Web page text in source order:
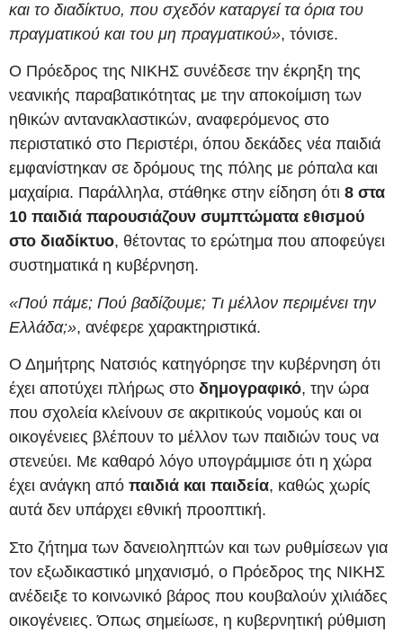
και το διαδίκτυο, που σχεδόν καταργεί τα όρια του
πραγματικού και του μη πραγματικού», τόνισε.
Ο Πρόεδρος της ΝΙΚΗΣ συνέδεσε την έκρηξη της
νεανικής παραβατικότητας με την αποκοίμιση των
ηθικών αντανακλαστικών, αναφερόμενος στο
περιστατικό στο Περιστέρι, όπου δεκάδες νέα παιδιά
εμφανίστηκαν σε δρόμους της πόλης με ρόπαλα και
μαχαίρια. Παράλληλα, στάθηκε στην είδηση ότι 8 στα
10 παιδιά παρουσιάζουν συμπτώματα εθισμού
στο διαδίκτυο, θέτοντας το ερώτημα που αποφεύγει
συστηματικά η κυβέρνηση.
«Πού πάμε; Πού βαδίζουμε; Τι μέλλον περιμένει την
Ελλάδα;», ανέφερε χαρακτηριστικά.
Ο Δημήτρης Νατσιός κατηγόρησε την κυβέρνηση ότι
έχει αποτύχει πλήρως στο δημογραφικό, την ώρα
που σχολεία κλείνουν σε ακριτικούς νομούς και οι
οικογένειες βλέπουν το μέλλον των παιδιών τους να
στενεύει. Με καθαρό λόγο υπογράμμισε ότι η χώρα
έχει ανάγκη από παιδιά και παιδεία, καθώς χωρίς
αυτά δεν υπάρχει εθνική προοπτική.
Στο ζήτημα των δανειοληπτών και των ρυθμίσεων για
τον εξωδικαστικό μηχανισμό, ο Πρόεδρος της ΝΙΚΗΣ
ανέδειξε το κοινωνικό βάρος που κουβαλούν χιλιάδες
οικογένειες. Όπως σημείωσε, η κυβερνητική ρύθμιση